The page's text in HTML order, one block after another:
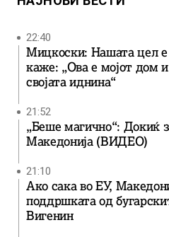
22:40
Мицкоски: Нашата цел е
каже: „Ова е мојот дом
својата иднина“
21:52
„Беше магично“: Докиќ
Македонија (ВИДЕО)
21:10
Ако сака во ЕУ,
поддршката од
Вигенин